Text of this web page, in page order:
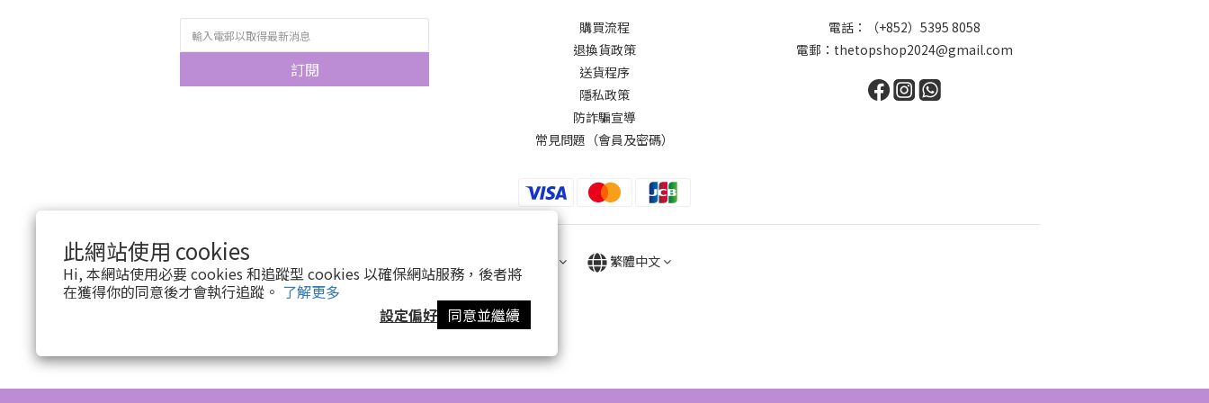
此網站使用 cookies
Hi, 本網站使用必要 cookies 和追蹤型 cookies 以確保網站服務，後者將
在獲得你的同意後才會執行追蹤。 了解更多
設定偏好 同意並繼續
訂閱
購買流程
退換貨政策
送貨程序
隱私政策
防詐騙宣導
常見問題（會員及密碼）
電話：（+852）5395 8058
電郵：thetopshop2024@gmail.com
繁體中文